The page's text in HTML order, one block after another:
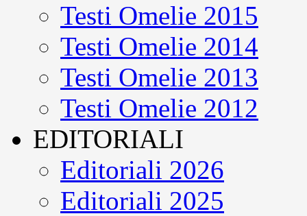
Testi Omelie 2015
Testi Omelie 2014
Testi Omelie 2013
Testi Omelie 2012
EDITORIALI
Editoriali 2026
Editoriali 2025